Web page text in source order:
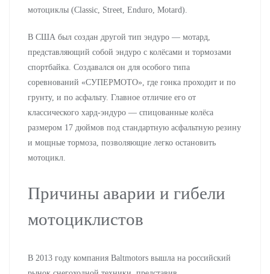
мотоциклы (Classic, Street, Enduro, Motard).
В США был создан другой тип эндуро — мотард,
представляющий собой эндуро с колёсами и тормозами
спортбайка. Создавался он для особого типа
соревнований «СУПЕРМОТО», где гонка проходит и по
грунту, и по асфальту. Главное отличие его от
классического хард-эндуро — спицованные колёса
размером 17 дюймов под стандартную асфальтную резину
и мощные тормоза, позволяющие легко остановить
мотоцикл.
Причины аварии и гибели
мотоциклистов
В 2013 году компания Baltmotors вышла на российский